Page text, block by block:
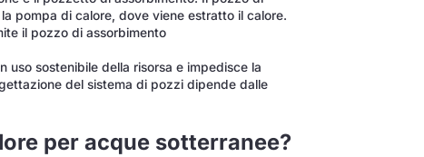
pompa di calore, dove viene estratto il calore.
il pozzo di assorbimento
sostenibile della risorsa e impedisce la
del sistema di pozzi dipende dalle
per acque sotterranee?